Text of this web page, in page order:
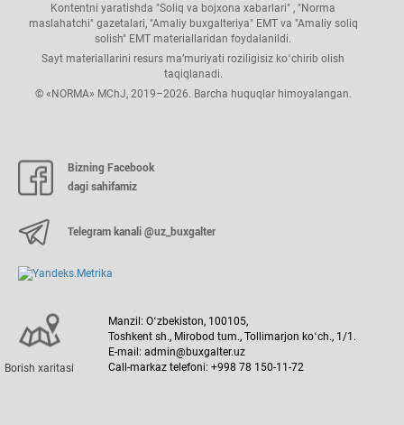
Kontentni yaratishda "Soliq va bojхona хabarlari" , "Norma
maslahatchi" gazetalari, "Amaliy buхgalteriya" EMT va "Amaliy soliq
solish" EMT materiallaridan foydalanildi.
Sayt materiallarini resurs ma’muriyati roziligisiz koʻchirib olish
taqiqlanadi.
© «NORMA» MChJ, 2019–2026. Barcha huquqlar himoyalangan.
Bizning Facebook
dagi sahifamiz
Telegram kanali @uz_buxgalter
Borish хaritasi
Manzil: Oʻzbekiston, 100105,
Toshkent sh., Mirobod tum., Tollimarjon koʻch., 1/1.
E-mail: admin@buxgalter.uz
Call-markaz telefoni: +998 78 150-11-72